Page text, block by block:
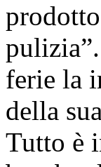
ferie la
della
Tutto è